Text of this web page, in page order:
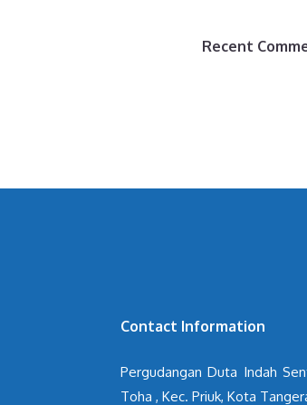
Recent
Contact Information
Pergudangan Duta Indah
Toha , Kec. Priuk, Kota